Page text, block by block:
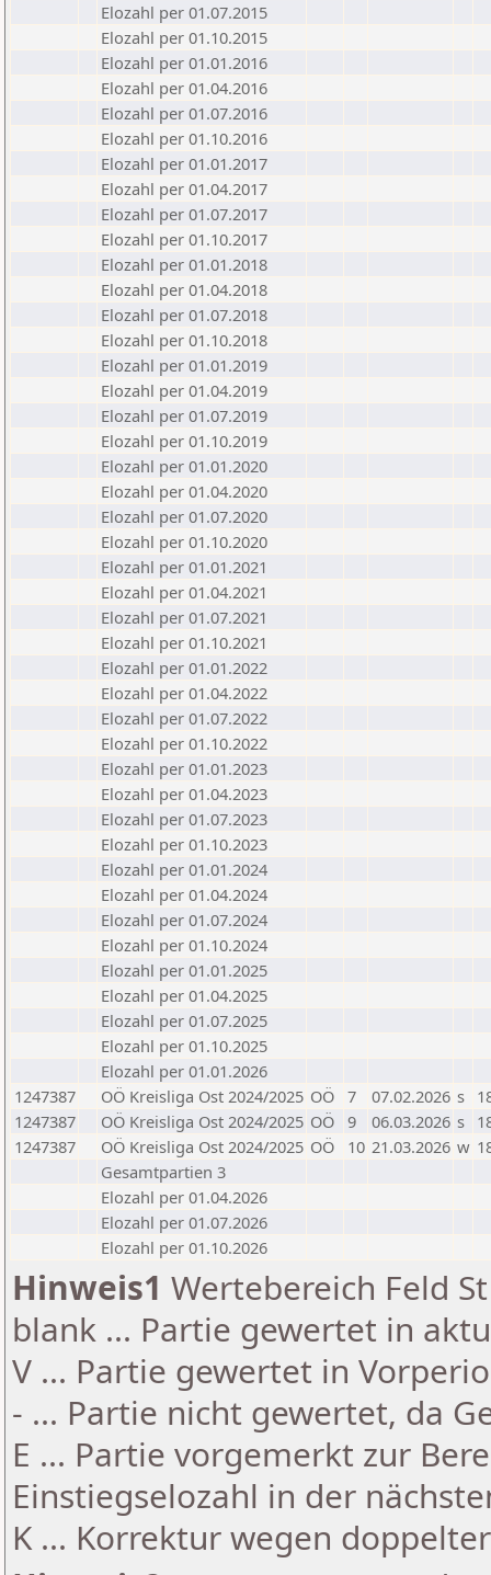
Elozahl per 01.07.2015
Elozahl per 01.10.2015
Elozahl per 01.01.2016
Elozahl per 01.04.2016
Elozahl per 01.07.2016
Elozahl per 01.10.2016
Elozahl per 01.01.2017
Elozahl per 01.04.2017
Elozahl per 01.07.2017
Elozahl per 01.10.2017
Elozahl per 01.01.2018
Elozahl per 01.04.2018
Elozahl per 01.07.2018
Elozahl per 01.10.2018
Elozahl per 01.01.2019
Elozahl per 01.04.2019
Elozahl per 01.07.2019
Elozahl per 01.10.2019
Elozahl per 01.01.2020
Elozahl per 01.04.2020
Elozahl per 01.07.2020
Elozahl per 01.10.2020
Elozahl per 01.01.2021
Elozahl per 01.04.2021
Elozahl per 01.07.2021
Elozahl per 01.10.2021
Elozahl per 01.01.2022
Elozahl per 01.04.2022
Elozahl per 01.07.2022
Elozahl per 01.10.2022
Elozahl per 01.01.2023
Elozahl per 01.04.2023
Elozahl per 01.07.2023
Elozahl per 01.10.2023
Elozahl per 01.01.2024
Elozahl per 01.04.2024
Elozahl per 01.07.2024
Elozahl per 01.10.2024
Elozahl per 01.01.2025
Elozahl per 01.04.2025
Elozahl per 01.07.2025
Elozahl per 01.10.2025
Elozahl per 01.01.2026
1247387
OÖ Kreisliga Ost 2024/2025 OÖ 7 07.02.2026 s
1247387
OÖ Kreisliga Ost 2024/2025 OÖ 9 06.03.2026 s
1247387
OÖ Kreisliga Ost 2024/2025 OÖ 10 21.03.2026 w
Gesamtpartien 3
Elozahl per 01.04.2026
Elozahl per 01.07.2026
Elozahl per 01.10.2026
Hinweis1 Wertebereich Feld
blank ... Partie gewertet in
V ... Partie gewertet in
- ... Partie nicht gewertet, da
E ... Partie vorgemerkt zur
Einstiegselozahl in der
K ... Korrektur wegen